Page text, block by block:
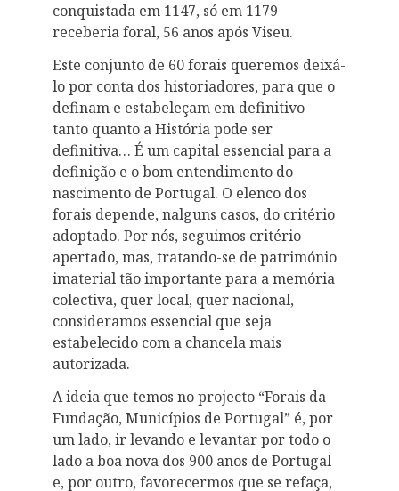
conquistada em 1147, só em 1179
receberia foral, 56 anos após Viseu.
Este conjunto de 60 forais queremos deixá-
lo por conta dos historiadores, para que o
definam e estabeleçam em definitivo –
tanto quanto a História pode ser
definitiva… É um capital essencial para a
definição e o bom entendimento do
nascimento de Portugal. O elenco dos
forais depende, nalguns casos, do critério
adoptado. Por nós, seguimos critério
apertado, mas, tratando-se de património
imaterial tão importante para a memória
colectiva, quer local, quer nacional,
consideramos essencial que seja
estabelecido com a chancela mais
autorizada.
A ideia que temos no projecto “Forais da
Fundação, Municípios de Portugal” é, por
um lado, ir levando e levantar por todo o
lado a boa nova dos 900 anos de Portugal
e, por outro, favorecermos que se refaça,